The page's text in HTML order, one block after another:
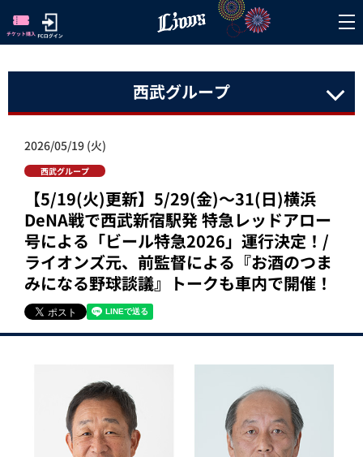
西武グループ
2026/05/19 (火)
西武グループ
【5/19(火)更新】5/29(金)～31(日)横浜
DeNA戦で西武新宿駅発 特急レッドアロー
号による「ビール特急2026」運行決定！/
ライオンズ元、前監督による『お酒のつま
みになる野球談議』トークも車内で開催！